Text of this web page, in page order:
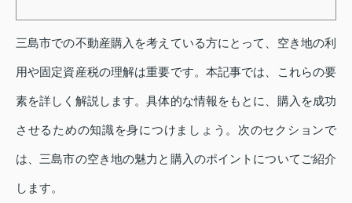
三島市での不動産購入を考えている方にとって、空き地の利
用や固定資産税の理解は重要です。本記事では、これらの要
素を詳しく解説します。具体的な情報をもとに、購入を成功
させるための知識を身につけましょう。次のセクションで
は、三島市の空き地の魅力と購入のポイントについてご紹介
します。